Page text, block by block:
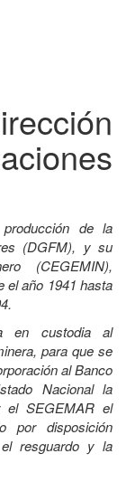
de la
(DGFM), y su
(CEGEMIN),
el año 1941 hasta
en custodia al
para que se
al Banco
Nacional la
el SEGEMAR el
por disposición
resguardo y la